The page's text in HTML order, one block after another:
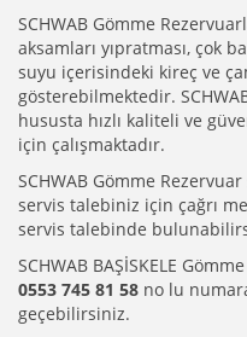
SCHWAB Gömme
aksamları yıpratması, çok
suyu içerisindeki kireç ve
gösterebilmektedir.
hususta hızlı kaliteli ve
için çalışmaktadır.
SCHWAB Gömme
servis talebiniz için çağrı
servis talebinde
SCHWAB BAŞİSKELE
0553 745 81 58 no lu
geçebilirsiniz.